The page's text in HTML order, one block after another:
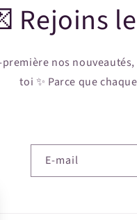
Rejoins
première nos
toi ✨ Parce que
E-mail